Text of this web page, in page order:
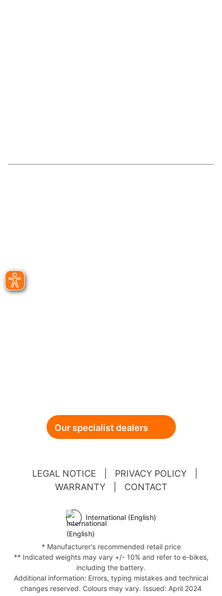
Our specialist dealers
LEGAL NOTICE PRIVACY POLICY
WARRANTY
CONTACT
International (English)
* Manufacturer's recommended retail price
** Indicated weights may vary +/- 10% and refer to e-bikes,
including the battery.
Additional information: Errors, typing mistakes and technical
changes reserved. Colours may vary. Issued: April 2024